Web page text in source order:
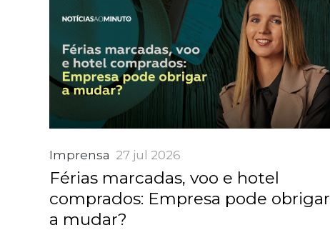
Imprensa 27 jul 2026
Férias marcadas, voo e hotel
comprados: Empresa pode obrigar
a mudar?